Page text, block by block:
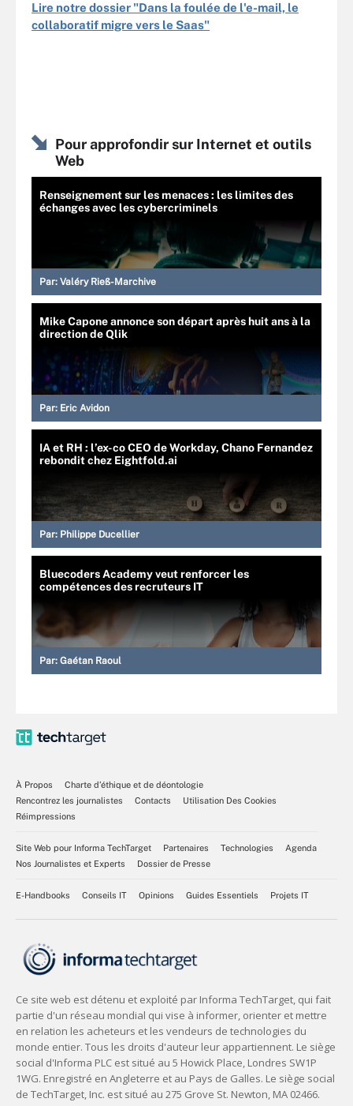
Lire notre dossier "Dans la foulée de l'e-mail, le
collaboratif migre vers le Saas"
Pour approfondir sur Internet et outils
Web
Renseignement sur les menaces : les limites des
échanges avec les cybercriminels
Par: Valéry Rieß-Marchive
Mike Capone annonce son départ après huit ans à la
direction de Qlik
Par: Eric Avidon
IA et RH : l’ex-co CEO de Workday, Chano Fernandez
rebondit chez Eightfold.ai
Par: Philippe Ducellier
Bluecoders Academy veut renforcer les
compétences des recruteurs IT
Par: Gaétan Raoul
À Propos
Charte d’éthique et de déontologie
Rencontrez les journalistes
Contacts
Utilisation Des Cookies
Réimpressions
Site Web pour Informa TechTarget Partenaires Technologies
Agenda
Nos Journalistes et Experts
Dossier de Presse
E-Handbooks Conseils IT Opinions Guides Essentiels Projets IT